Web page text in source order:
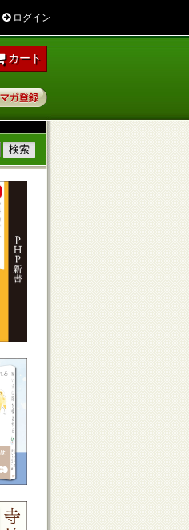
ログイン
カート